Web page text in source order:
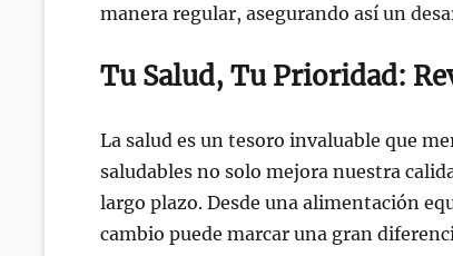
manera regular, asegurando así un
Tu Salud, Tu Prioridad:
La salud es un tesoro invaluable que
saludables no solo mejora nuestra
largo plazo. Desde una alimentación
cambio puede marcar una gran